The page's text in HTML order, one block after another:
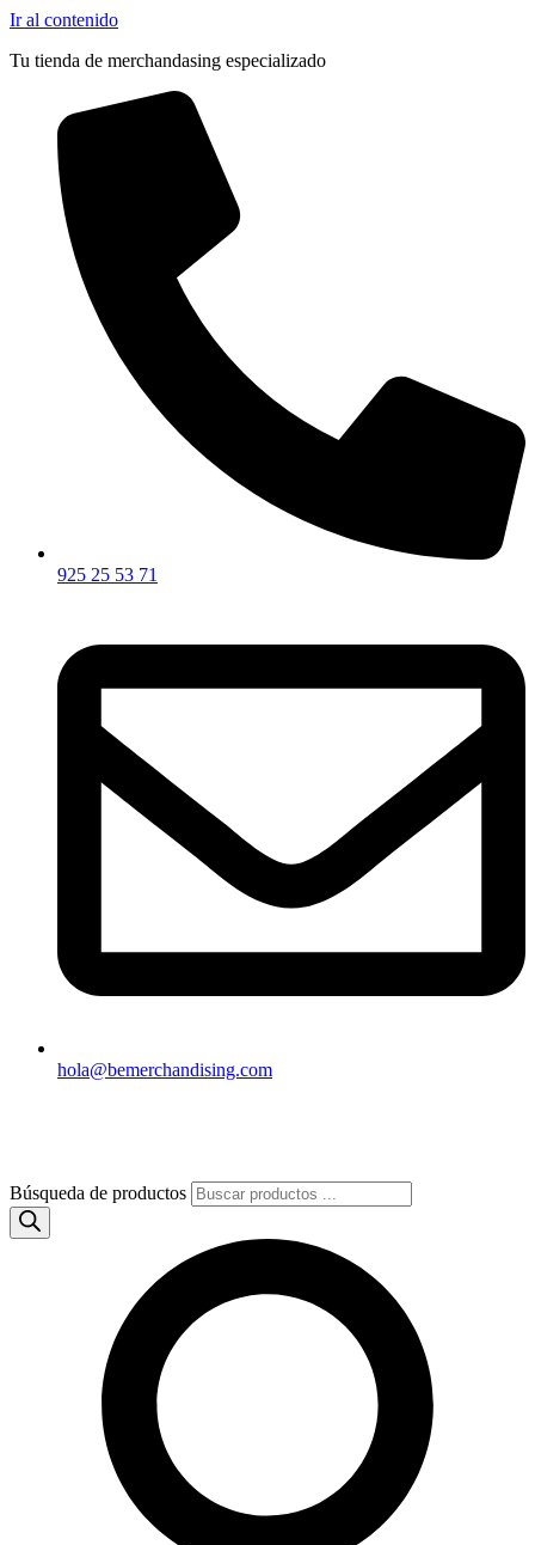
Ir al contenido
Tu tienda de merchandasing especializado
925 25 53 71
hola@bemerchandising.com
Búsqueda de productos